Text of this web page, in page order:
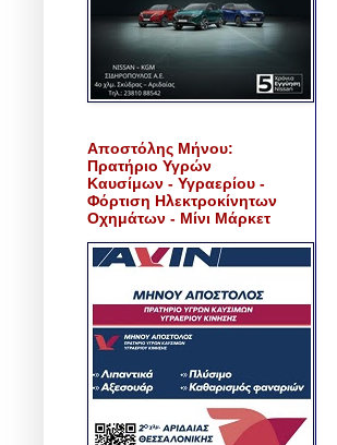
Αποστόλης Μήνου:
Πρατήριο Υγρών
Καυσίμων - Υγραερίου -
Φόρτιση Ηλεκτροκίνητων
Οχημάτων - Μίνι Μάρκετ